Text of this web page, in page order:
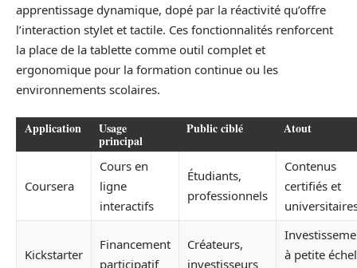
apprentissage dynamique, dopé par la réactivité qu’offre
l’interaction stylet et tactile. Ces fonctionnalités renforcent
la place de la tablette comme outil complet et
ergonomique pour la formation continue ou les
environnements scolaires.
Application Usage
principal
Public ciblé Atout
Coursera
Cours en
ligne
interactifs
Étudiants,
professionnels
Contenus
certifiés et
Kickstarter
Financement
participatif
Créateurs,
investisseurs
à petite